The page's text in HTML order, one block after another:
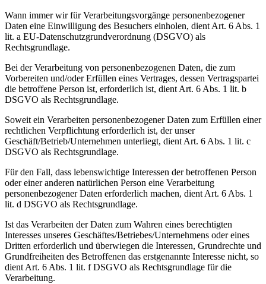
Wann immer wir für Verarbeitungsvorgänge personenbezogener
Daten eine Einwilligung des Besuchers einholen, dient Art. 6 Abs. 1
lit. a EU-Datenschutzgrundverordnung (DSGVO) als
Rechtsgrundlage.
Bei der Verarbeitung von personenbezogenen Daten, die zum
Vorbereiten und/oder Erfüllen eines Vertrages, dessen Vertragspartei
die betroffene Person ist, erforderlich ist, dient Art. 6 Abs. 1 lit. b
DSGVO als Rechtsgrundlage.
Soweit ein Verarbeiten personenbezogener Daten zum Erfüllen einer
rechtlichen Verpflichtung erforderlich ist, der unser
Geschäft/Betrieb/Unternehmen unterliegt, dient Art. 6 Abs. 1 lit. c
DSGVO als Rechtsgrundlage.
Für den Fall, dass lebenswichtige Interessen der betroffenen Person
oder einer anderen natürlichen Person eine Verarbeitung
personenbezogener Daten erforderlich machen, dient Art. 6 Abs. 1
lit. d DSGVO als Rechtsgrundlage.
Ist das Verarbeiten der Daten zum Wahren eines berechtigten
Interesses unseres Geschäftes/Betriebes/Unternehmens oder eines
Dritten erforderlich und überwiegen die Interessen, Grundrechte und
Grundfreiheiten des Betroffenen das erstgenannte Interesse nicht, so
dient Art. 6 Abs. 1 lit. f DSGVO als Rechtsgrundlage für die
Verarbeitung.